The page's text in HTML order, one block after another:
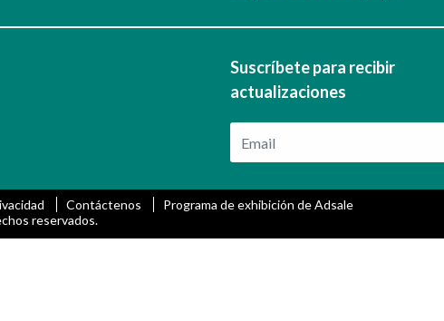
Suscríbete para recibir
actualizaciones
Contáctenos
Programa de exhibición de Adsale
reservados.